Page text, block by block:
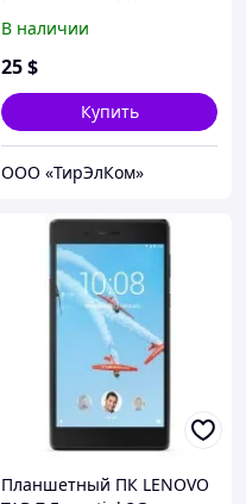
В наличии
25$
Купить
ООО «ТирЭлКом»
Планшетный ПК LENOVO